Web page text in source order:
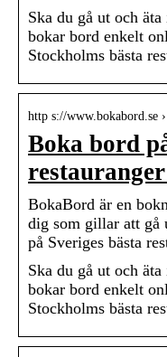
Ska du gå ut och
bokar bord enkelt
Stockholms bästa
http s://www.bokabord.se
Boka bord
BokaBord är en
dig som gillar att gå
på Sveriges bästa
Ska du gå ut och
bokar bord enkelt
Stockholms bästa